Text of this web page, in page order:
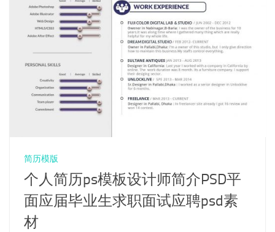
简历模版
个人简历ps模板设计师简介PSD平
面应届毕业生求职面试应聘psd素
材